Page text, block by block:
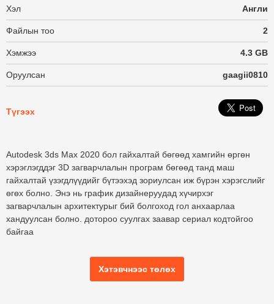
Хэл Англи
Файлын тоо 2
Хэмжээ 4.3 GB
Оруулсан gaagii0810
Түгээх
Autodesk 3ds Max 2020 бол гайхалтай бөгөөд хамгийн өргөн
хэрэглэгддэг 3D загварчлалын програм бөгөөд танд маш
гайхалтай үзэгдлүүдийг бүтээхэд зориулсан иж бүрэн хэрэгслийг
өгөх болно. Энэ нь график дизайнеруудад хүчирхэг
загварчлалын архитектурыг бий болгоход гол анхаарлаа
хандуулсан болно. дотороо суулгах заавар сериал кодтойгоо
байгаа
Хэтэвчнээс төлөх